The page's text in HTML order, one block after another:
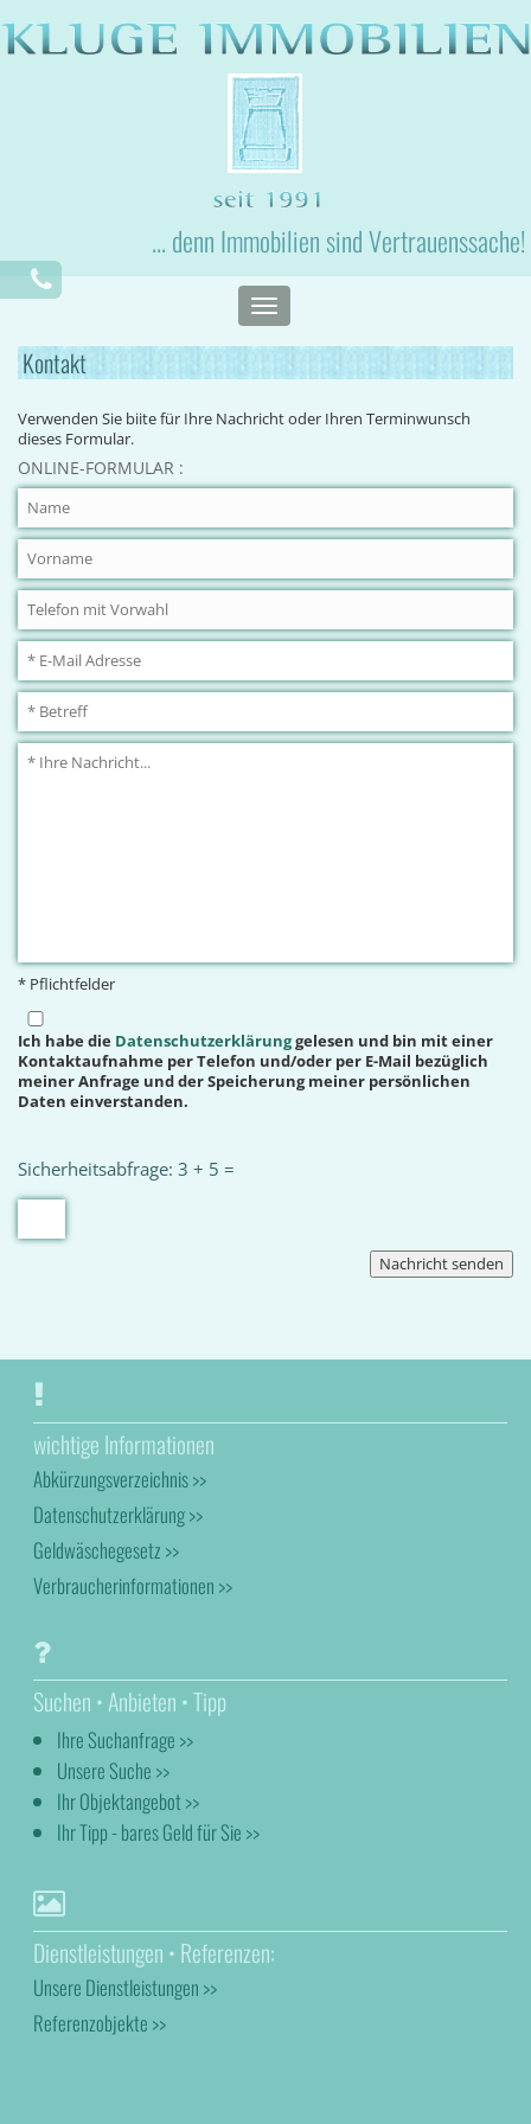
... denn Immobilien sind Vertrauenssache!
Toggle
navigation
Kontakt
Verwenden Sie biite für Ihre Nachricht oder Ihren Terminwunsch
dieses Formular.
ONLINE-FORMULAR :
* Pflichtfelder
Ich habe die Datenschutzerklärunggelesen und bin mit einer
Kontaktaufnahme per Telefon und/oder per E-Mail bezüglich
meiner Anfrage und der Speicherung meiner persönlichen
Daten einverstanden.
Sicherheitsabfrage: 3 + 5 =
wichtige Informationen
Abkürzungsverzeichnis >>
Datenschutzerklärung >>
Geldwäschegesetz >>
Verbraucherinformationen >>
Suchen • Anbieten • Tipp
Ihre Suchanfrage >>
Unsere Suche >>
Ihr Objektangebot >>
Ihr Tipp - bares Geld für Sie >>
Dienstleistungen • Referenzen:
Unsere Dienstleistungen >>
Referenzobjekte >>